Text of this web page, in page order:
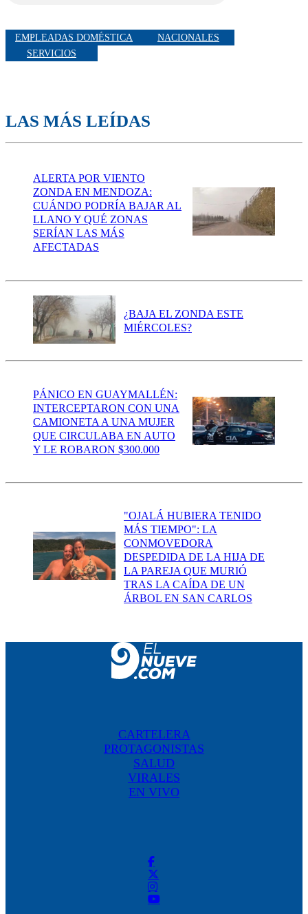
EMPLEADAS DOMÉSTICA
NACIONALES
SERVICIOS
LAS MÁS LEÍDAS
ALERTA POR VIENTO
ZONDA EN MENDOZA:
CUÁNDO PODRÍA BAJAR AL
LLANO Y QUÉ ZONAS
SERÍAN LAS MÁS
AFECTADAS
¿BAJA EL ZONDA ESTE
MIÉRCOLES?
PÁNICO EN GUAYMALLÉN:
INTERCEPTARON CON UNA
CAMIONETA A UNA MUJER
QUE CIRCULABA EN AUTO
Y LE ROBARON $300.000
"OJALÁ HUBIERA TENIDO
MÁS TIEMPO": LA
CONMOVEDORA
DESPEDIDA DE LA HIJA DE
LA PAREJA QUE MURIÓ
TRAS LA CAÍDA DE UN
ÁRBOL EN SAN CARLOS
CARTELERA
PROTAGONISTAS
SALUD
VIRALES
EN VIVO